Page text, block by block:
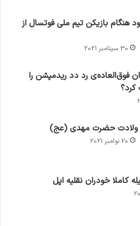
هنگام بازیکن تیم ملی فوتسال از
30 سپتامبر 2021
فوق‌العاده‌ی رد دد ریدمپشن را
کرد؟
ولادت حضرت مهدی (عج)
20 نوامبر 2021
کاملا خودران نقلیه اپل